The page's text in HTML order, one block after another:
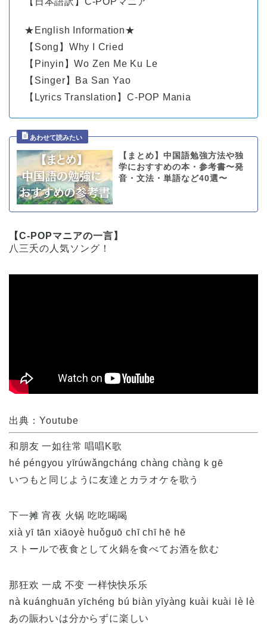
★English Information★
【Song】Why I Cried
【Pinyin】Wo Zen Me Ku Le
【Singer】Ba San Yao
【Lyrics Translation】C-POP Mania
【まとめ】中国語勉強方法や独
学におすすめの本・参考書〜発
音・文法・単語など40選〜
【C-POPマニアの一言】
八三夭の人気ソング！
出典：Youtube
和朋友 一如往常 唱唱K歌
hé péngyou yīrúwǎngcháng chàng chàng k gē
いつもと同じように友達とカラオケを歌う
下一摊 宵夜 火锅 吃吃喝喝
xià yī tān xiāoyè huǒguō chī chī hē hē
ストールで夜食として火鍋を食べてお酒を飲む
那狂欢 一成 不变 一样快快乐乐
nà kuánghuān yīchéng bú biàn yīyàng kuài kuài lè lè
あの賑わいは分からずに楽しい